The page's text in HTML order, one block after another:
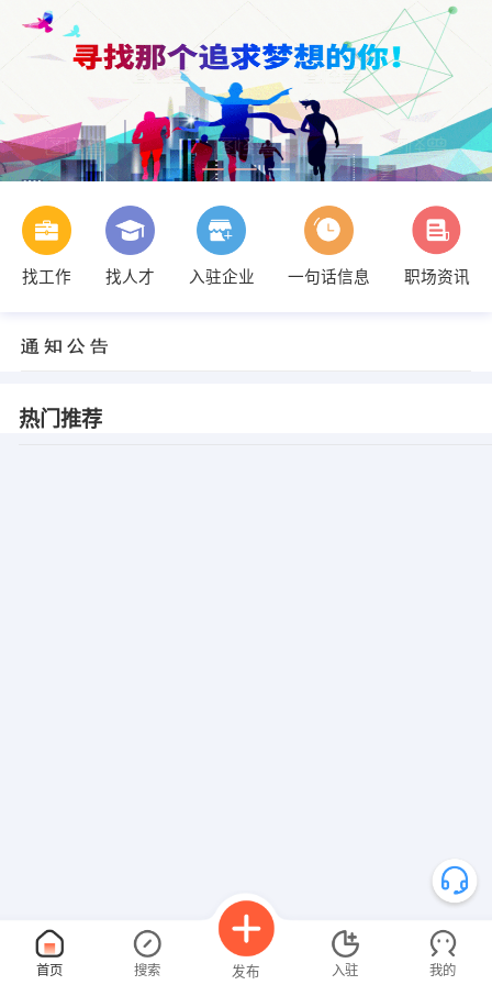
找工作 找人才 入驻企业 一句话信息 职场资讯
热门推荐
首页 搜索 发布 入驻 我的